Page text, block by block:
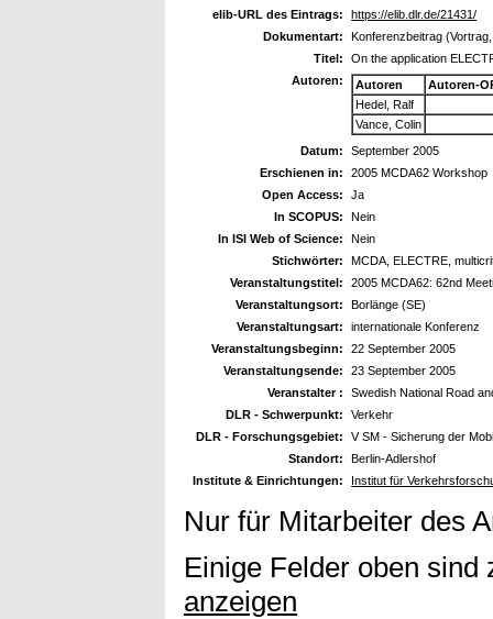
elib-URL des Eintrags:
https://elib.dlr.de/21431/
Dokumentart:
Konferenzbeitrag
Titel:
On the application
Autoren:
Autoren
Autoren-
Hedel, Ralf
Vance, Colin
Datum:
September 2005
Erschienen in:
2005 MCDA62 Workshop
Open Access:
Ja
In SCOPUS:
Nein
In ISI Web of Science:
Nein
Stichwörter:
MCDA, ELECTRE,
Veranstaltungstitel:
2005 MCDA62: 62nd
Veranstaltungsort:
Borlänge (SE)
Veranstaltungsart:
internationale Konferenz
Veranstaltungsbeginn:
22 September 2005
Veranstaltungsende:
23 September 2005
Veranstalter :
Swedish National Road
DLR - Schwerpunkt:
Verkehr
DLR - Forschungsgebiet:
V SM - Sicherung der
Standort:
Berlin-Adlershof
Institute & Einrichtungen:
Institut für
Nur für Mitarbeiter des
Einige Felder oben
anzeigen